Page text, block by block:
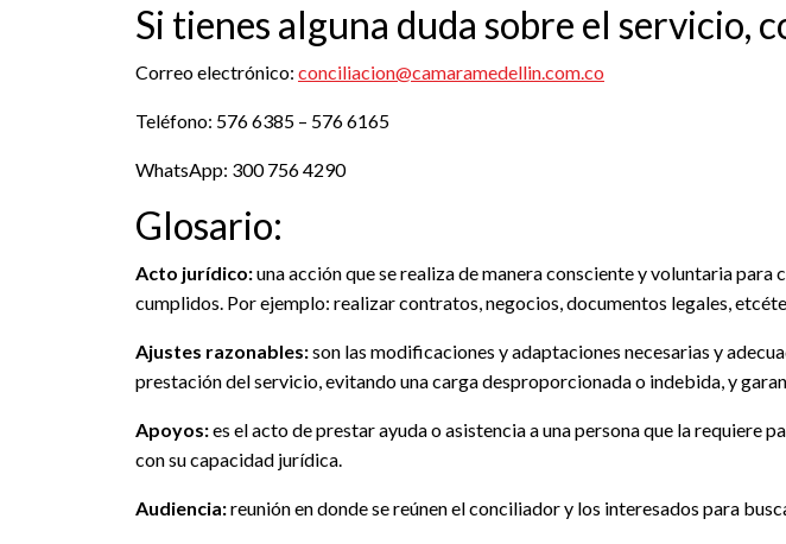
Si tienes alguna duda sobre el servicio,
Correo electrónico: conciliacion@camaramedellin.com.co
Teléfono: 576 6385 – 576 6165
WhatsApp: 300 756 4290
Glosario:
Acto jurídico:una acción que se realiza de manera consciente y voluntaria
cumplidos. Por ejemplo: realizar contratos, negocios, documentos legales,
Ajustes razonables:son las modificaciones y adaptaciones necesarias y
prestación del servicio, evitando una carga desproporcionada o indebida, y
Apoyos:es el acto de prestar ayuda o asistencia a una persona que la
con su capacidad jurídica.
Audiencia:reunión en donde se reúnen el conciliador y los interesados para